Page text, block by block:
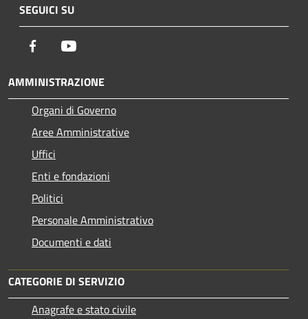
SEGUICI SU
Facebook
AMMINISTRAZIONE
Organi di Governo
Aree Amministrative
Uffici
Enti e fondazioni
Politici
Personale Amministrativo
Documenti e dati
CATEGORIE DI SERVIZIO
Anagrafe e stato civile